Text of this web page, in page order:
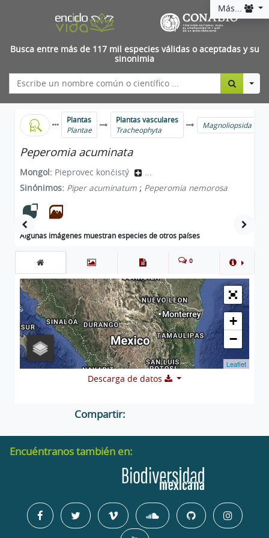
Más...
Busca entre más de 117 mil especies válidas o aceptadas y su
sinonimia
Plantas
Plantae
Plantas vasculares
Tracheophyta
Magnoliopsida
Peperomia acuminata
Mongol: Pieprovec končistý
...
Sinónimos: Piper acuminatum ; Peperomia nemorosa
Algunas imágenes muestran especies de otros países
0
+
−
Leaflet
Descarga de datos
Compartir:
Encuéntranos también en: